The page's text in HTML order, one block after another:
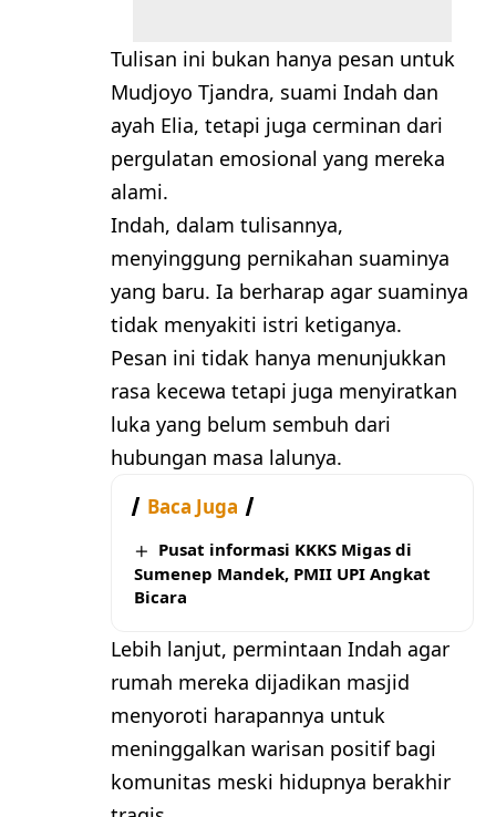
Tulisan ini bukan hanya pesan untuk
Mudjoyo Tjandra, suami Indah dan
ayah Elia, tetapi juga cerminan dari
pergulatan emosional yang mereka
alami.
Indah, dalam tulisannya,
menyinggung pernikahan suaminya
yang baru. Ia berharap agar suaminya
tidak menyakiti istri ketiganya.
Pesan ini tidak hanya menunjukkan
rasa kecewa tetapi juga menyiratkan
luka yang belum sembuh dari
hubungan masa lalunya.
Baca Juga
Pusat informasi KKKS Migas di
Sumenep Mandek, PMII UPI Angkat
Bicara
Lebih lanjut, permintaan Indah agar
rumah mereka dijadikan masjid
menyoroti harapannya untuk
meninggalkan warisan positif bagi
komunitas meski hidupnya berakhir